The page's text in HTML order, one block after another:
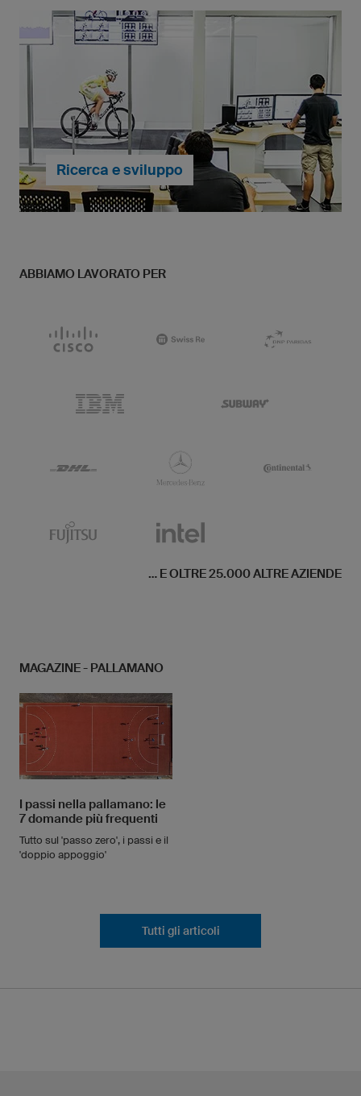
la tua divisa da pallamano e d'inserire liberamente
nomi, numeri, loghi multicolore e stemmi societari.
Persino la stampa di foto è possibile. Il tutto è incluso
nel prezzo.... per saperne di più
Ricerca e sviluppo
Non scendiamo a compromessi se si tratta della
amatori o professionisti, nelle loro prestazioni
ABBIAMO LAVORATO PER
... E OLTRE 25.000 ALTRE AZIENDE
MAGAZINE - PALLAMANO
I passi nella pallamano: le
7 domande più frequenti
Tutto sul 'passo zero', i passi e il
'doppio appoggio'
Tutti gli articoli